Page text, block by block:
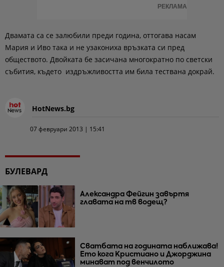
РЕКЛАМА
Двамата са се залюбили преди година, оттогава насам
Мария и Иво така и не узакониха връзката си пред
обществото. Двойката бе засичана многократно по светски
събития, където издръжливостта им била тествана докрай.
HotNews.bg
07 февруари 2013 | 15:41
БУЛЕВАРД
Александра Фейгин завъртя
главата на тв водещ?
Сватбата на годината наближава!
Ето кога Кристиано и Джорджина
минават под венчилото